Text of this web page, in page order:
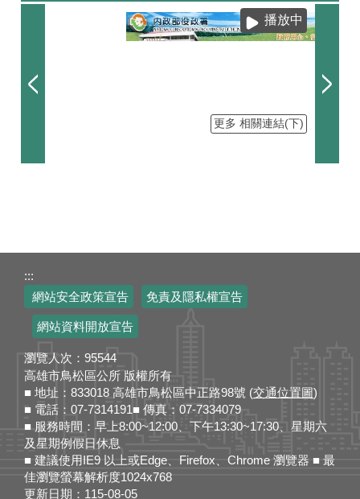
播放中
更多 相關連結(下)
:::
網站安全政策宣告
免責及隱私權宣告
網站資料開放宣告
瀏覽人次： 95544
高雄市鳥松區公所 版權所有
■ 地址：833018 高雄市鳥松區中正路98號 (交通位置圖)
■ 電話：07-7314191■ 傳真：07-7334079
■ 服務時間：早上8:00~12:00、下午13:30~17:30、星期六
及星期例假日休息
■ 建議使用IE9 以上或Edge、Firefox、Chrome 瀏覽器 ■ 最
佳瀏覽螢幕解析度1024x768
更新日期： 115-08-05